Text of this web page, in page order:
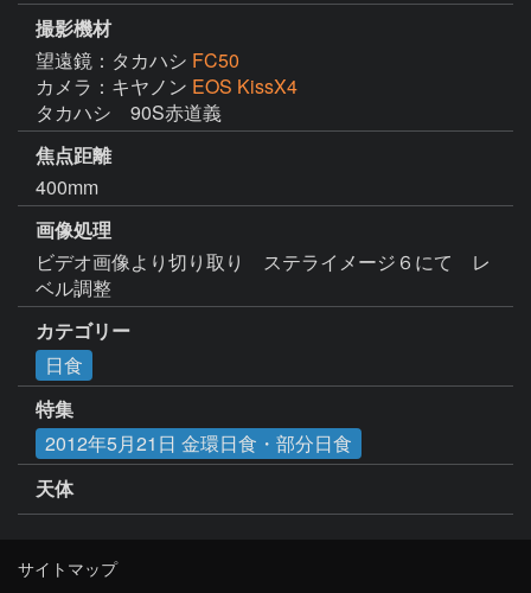
撮影機材
望遠鏡：タカハシ FC50
カメラ：キヤノン EOS KissX4
タカハシ　90S赤道義
焦点距離
400mm
画像処理
ビデオ画像より切り取り　ステライメージ６にて　レ
ベル調整
カテゴリー
日食
特集
2012年5月21日 金環日食・部分日食
天体
サイトマップ